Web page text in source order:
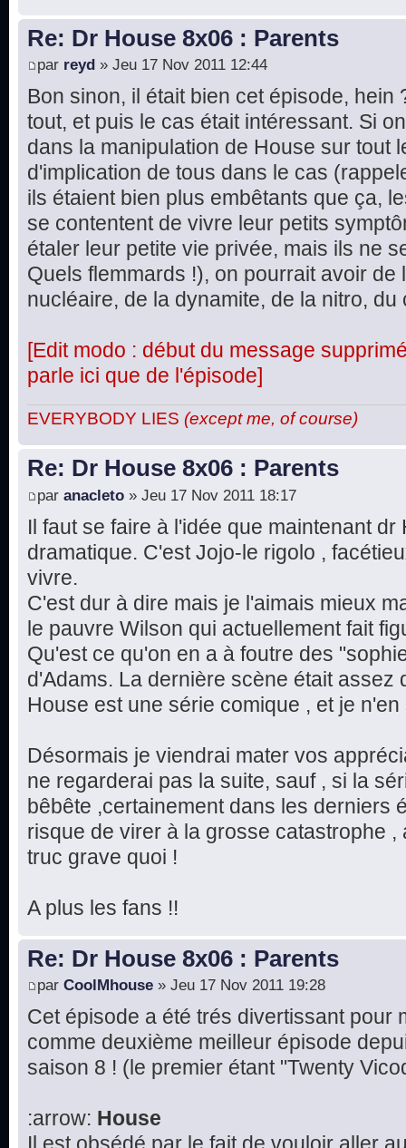
Re: Dr House 8x06 : Parents
par reyd » Jeu 17 Nov 2011 12:44
Bon sinon, il était bien cet épisode, hein
tout, et puis le cas était intéressant. Si
dans la manipulation de House sur tout
d'implication de tous dans le cas
ils étaient bien plus embêtants que ça,
se contentent de vivre leur petits
étaler leur petite vie privée, mais ils ne
Quels flemmards !), on pourrait avoir de
nucléaire, de la dynamite, de la nitro, du
[Edit modo : début du message
parle ici que de l'épisode]
EVERYBODY LIES (except me, of course)
Re: Dr House 8x06 : Parents
par anacleto » Jeu 17 Nov 2011 18:17
Il faut se faire à l'idée que maintenant
dramatique. C'est Jojo-le rigolo ,
vivre.
C'est dur à dire mais je l'aimais mieux
le pauvre Wilson qui actuellement fait
Qu'est ce qu'on en a à foutre des
d'Adams. La dernière scène était assez
House est une série comique , et je
Désormais je viendrai mater vos
ne regarderai pas la suite, sauf , si la
bêbête ,certainement dans les derniers
risque de virer à la grosse catastrophe ,
truc grave quoi !
A plus les fans !!
Re: Dr House 8x06 : Parents
par CoolMhouse » Jeu 17 Nov 2011 19:28
Cet épisode a été trés divertissant pour
comme deuxième meilleur épisode
saison 8 ! (le premier étant "Twenty
:arrow: House